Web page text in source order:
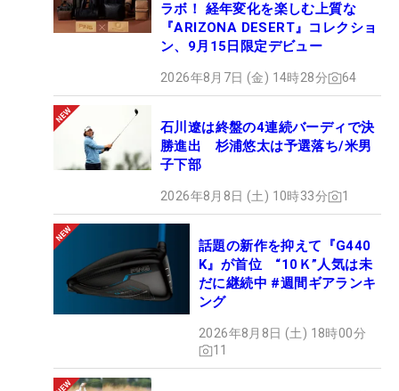
ラボ！ 経年変化を楽しむ上質な
『ARIZONA DESERT』コレクショ
ン、9月15日限定デビュー
2026年8月7日 (金) 14時28分 64
石川遼は終盤の4連続バーディで決
勝進出 杉浦悠太は予選落ち/米男
子下部
2026年8月8日 (土) 10時33分 1
話題の新作を抑えて『G440
K』が首位 “10Ｋ”人気は未
だに継続中 #週間ギアランキ
ング
2026年8月8日 (土) 18時00分
11